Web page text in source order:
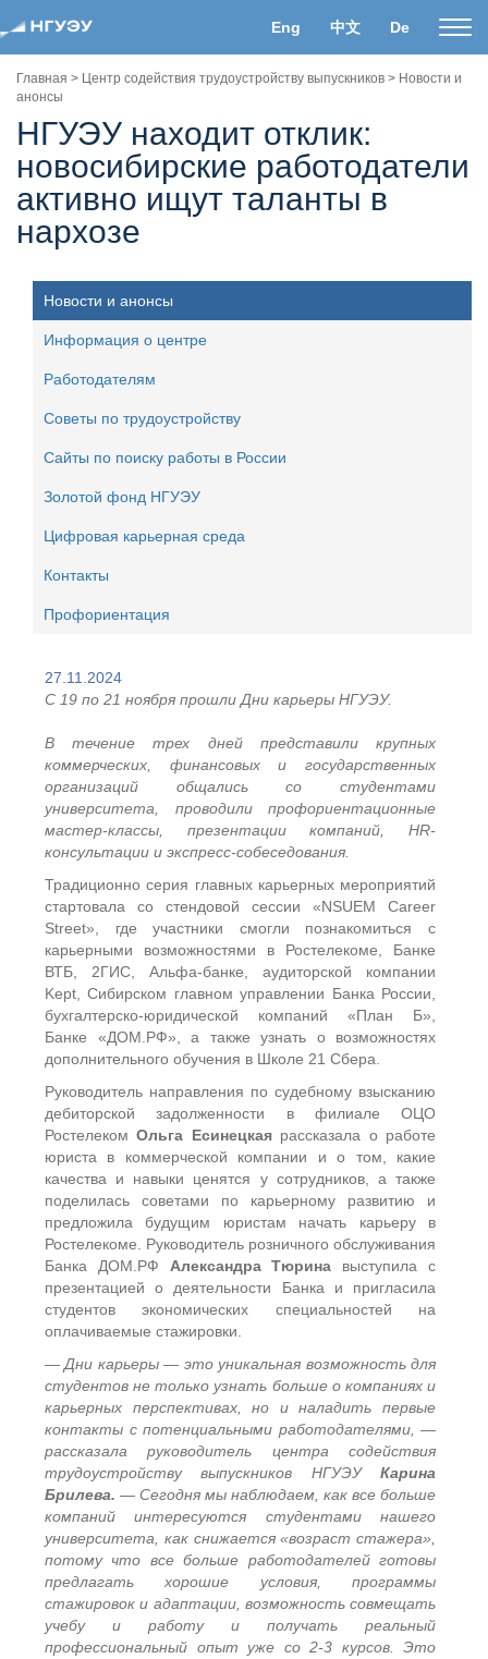
Eng 中文 De
Главная > Центр содействия трудоустройству выпускников > Новости и
анонсы
НГУЭУ находит отклик:
новосибирские работодатели
активно ищут таланты в
нархозе
Новости и анонсы
Информация о центре
Работодателям
Советы по трудоустройству
Сайты по поиску работы в России
Золотой фонд НГУЭУ
Цифровая карьерная среда
Контакты
Профориентация
27.11.2024
С 19 по 21 ноября прошли Дни карьеры НГУЭУ.
В течение трех дней представили крупных
коммерческих, финансовых и государственных
организаций общались со студентами
университета, проводили профориентационные
мастер-классы, презентации компаний, HR-
консультации и экспресс-собеседования.
Традиционно серия главных карьерных мероприятий
стартовала со стендовой сессии «NSUEM Career
Street», где участники смогли познакомиться с
карьерными возможностями в Ростелекоме, Банке
ВТБ, 2ГИС, Альфа-банке, аудиторской компании
Kept, Сибирском главном управлении Банка России,
бухгалтерско-юридической компаний «План Б»,
Банке «ДОМ.РФ», а также узнать о возможностях
дополнительного обучения в Школе 21 Сбера.
Руководитель направления по судебному взысканию
дебиторской задолженности в филиале ОЦО
РостелекомОльга Есинецкаярассказала о работе
юриста в коммерческой компании и о том, какие
качества и навыки ценятся у сотрудников, а также
поделилась советами по карьерному развитию и
предложила будущим юристам начать карьеру в
Ростелекоме. Руководитель розничного обслуживания
Банка ДОМ.РФ Александра Тюрина выступила с
презентацией о деятельности Банка и пригласила
студентов экономических специальностей на
оплачиваемые стажировки.
— Дни карьеры — это уникальная возможность для
студентов не только узнать больше о компаниях и
карьерных перспективах, но и наладить первые
контакты с потенциальными работодателями, —
рассказала руководитель центра содействия
трудоустройству выпускников НГУЭУ Карина
Брилева. — Сегодня мы наблюдаем, как все больше
компаний интересуются студентами нашего
университета, как снижается «возраст стажера»,
потому что все больше работодателей готовы
предлагать хорошие условия, программы
стажировок и адаптации, возможность совмещать
учебу и работу и получать реальный
профессиональный опыт уже со 2-3 курсов. Это